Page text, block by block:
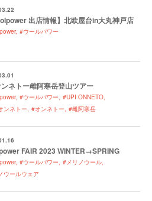
出店情報】北欧屋台in大丸神戸店
#ウールパワー
ネトー雌阿寒岳登山ツアー
#ウールパワー #UPI ONNETO
ンネトー #オンネトー #雌阿寒岳
FAIR 2023 WINTER→SPRING
#ウールパワー #メリノウール
ウールウェア